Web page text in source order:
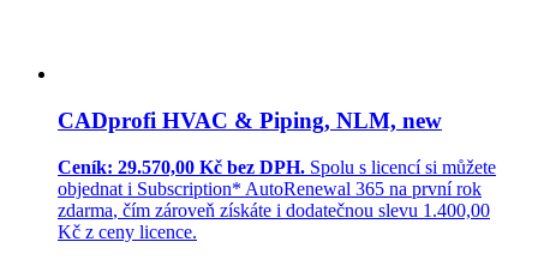
CADprofi HVAC & Piping, NLM, new
Ceník: 29.570,00 Kč bez DPH. Spolu s licencí si můžete
objednat i Subscription* AutoRenewal 365 na první rok
zdarma, čím zároveň získáte i dodatečnou slevu 1.400,00
Kč z ceny licence.